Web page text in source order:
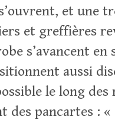
et une
et greffières
s’avancent en
aussi
le long des
des pancartes : «